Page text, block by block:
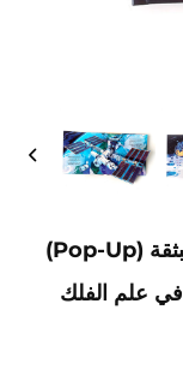
كتاب تفاعلي ثلاثي الأبعاد بطباعة منبثقة (Pop-Up)
علم الفلك